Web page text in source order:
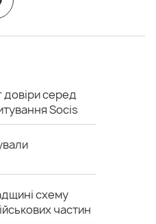
серед
Socis
схему
частин